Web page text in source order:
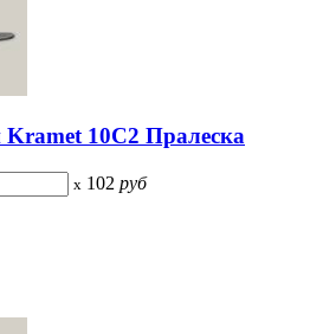
10С2 Пралеска
x 102 руб